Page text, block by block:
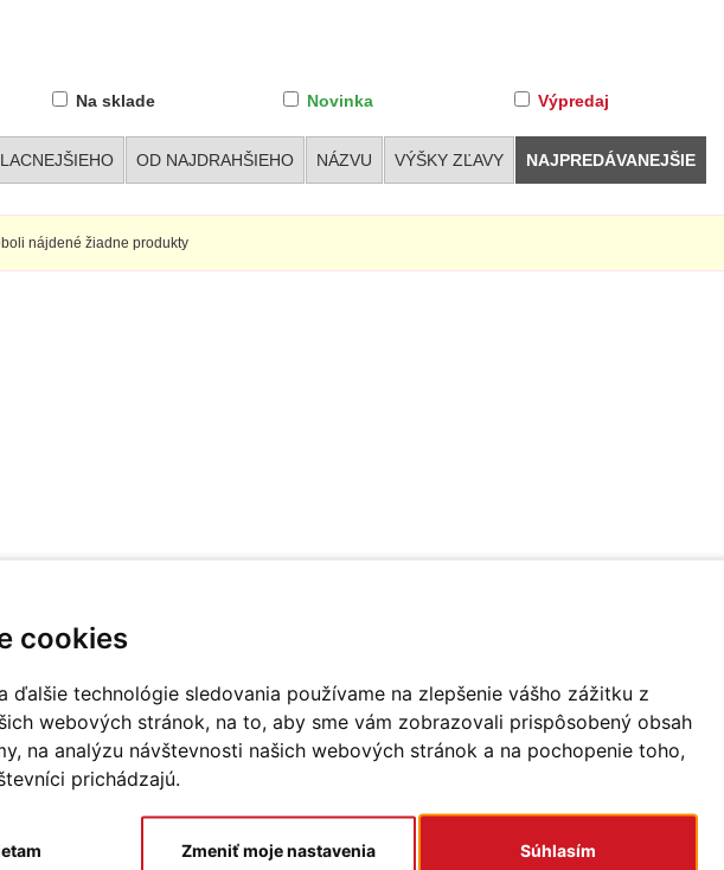
cookies
ďalšie technológie sledovania používame na zlepšenie vášho zážitku z
webových stránok, na to, aby sme vám zobrazovali prispôsobený obsah
na analýzu návštevnosti našich webových stránok a na pochopenie toho,
prichádzajú.
Súhlasím
Zmeniť moje nastavenia
Na sklade Novinka Výpredaj
OD NAJDRAHŠIEHO NÁZVU VÝŠKY ZĽAVY NAJPREDÁVANEJŠIE
nájdené žiadne produkty